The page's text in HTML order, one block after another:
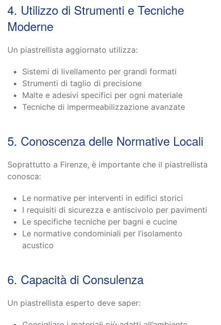
4. Utilizzo di Strumenti e Tecniche
Moderne
Un piastrellista aggiornato utilizza:
Sistemi di livellamento per grandi formati
Strumenti di taglio di precisione
Malte e adesivi specifici per ogni materiale
Tecniche di impermeabilizzazione avanzate
5. Conoscenza delle Normative Locali
Soprattutto a Firenze, è importante che il piastrellista
conosca:
Le normative per interventi in edifici storici
I requisiti di sicurezza e antiscivolo per pavimenti
Le specifiche tecniche per bagni e cucine
Le normative condominiali per l’isolamento
acustico
6. Capacità di Consulenza
Un piastrellista esperto deve saper: